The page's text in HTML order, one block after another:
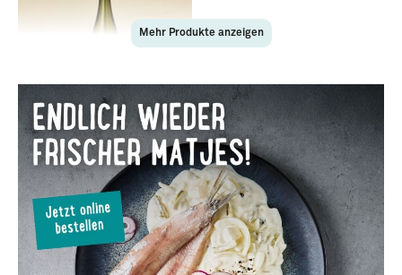
29999
»Mehr Meer« · Weingut
Klundt
Mehr Produkte anzeigen